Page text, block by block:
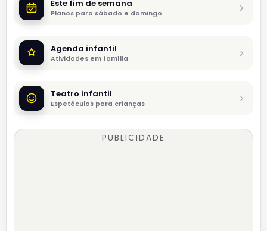
Este fim de semana
Planos para sábado e domingo
Agenda infantil
Atividades em família
Teatro infantil
Espetáculos para crianças
PUBLICIDADE